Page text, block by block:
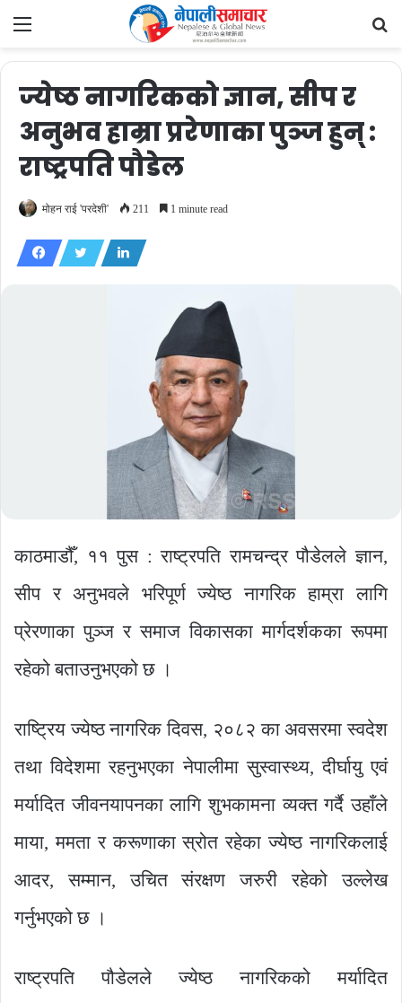
Menu
ज्येष्ठ नागरिकको ज्ञान, सीप र
अनुभव हाम्रा प्ररेणाका पुञ्ज हुन् :
राष्ट्रपति पौडेल
मोहन राई 'परदेशी' 211 1 minute read
काठमाडौँ, ११ पुस : राष्ट्रपति रामचन्द्र पौडेलले ज्ञान,
सीप र अनुभवले भरिपूर्ण ज्येष्ठ नागरिक हाम्रा लागि
प्रेरणाका पुञ्ज र समाज विकासका मार्गदर्शकका रूपमा
रहेको बताउनुभएको छ ।
राष्ट्रिय ज्येष्ठ नागरिक दिवस, २०८२ का अवसरमा स्वदेश
तथा विदेशमा रहनुभएका नेपालीमा सुस्वास्थ्य, दीर्घायु एवं
मर्यादित जीवनयापनका लागि शुभकामना व्यक्त गर्दै उहाँले
माया, ममता र करूणाका स्रोत रहेका ज्येष्ठ नागरिकलाई
आदर, सम्मान, उचित संरक्षण जरुरी रहेको उल्लेख
गर्नुभएको छ ।
राष्ट्रपति पौडेलले ज्येष्ठ नागरिकको मर्यादित